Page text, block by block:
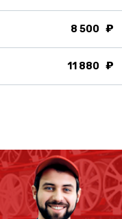
8 500
11 880